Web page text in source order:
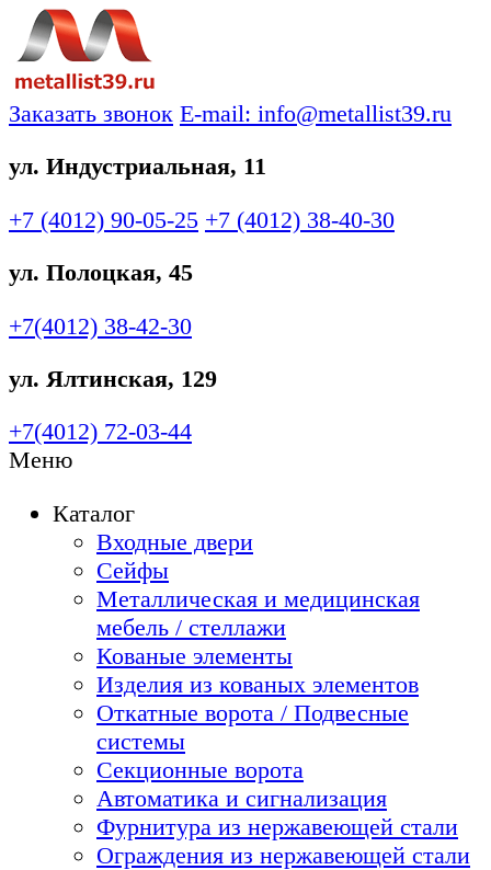
Заказать звонок E-mail: info@metallist39.ru
ул. Индустриальная, 11
+7 (4012) 90-05-25 +7 (4012) 38-40-30
ул. Полоцкая, 45
+7(4012) 38-42-30
ул. Ялтинская, 129
+7(4012) 72-03-44
Меню
Каталог
Входные двери
Сейфы
Металлическая и медицинская
мебель / стеллажи
Кованые элементы
Изделия из кованых элементов
Откатные ворота / Подвесные
системы
Секционные ворота
Автоматика и сигнализация
Фурнитура из нержавеющей стали
Ограждения из нержавеющей стали